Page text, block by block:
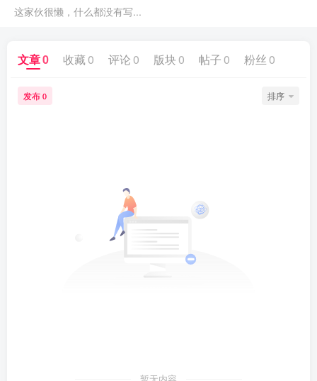
这家伙很懒，什么都没有写...
文章0 收藏 0 评论 0 版块 0 帖子 0 粉丝 0
发布 0 排序